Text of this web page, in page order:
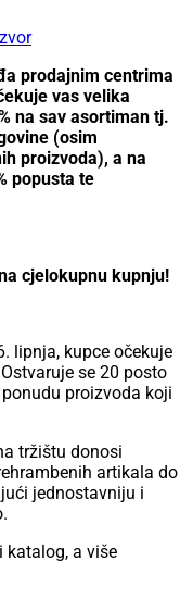
prodajnim centrima
vas velika
na sav asortiman tj.
(osim
proizvoda), a na
popusta te
cjelokupnu kupnju!
lipnja, kupce očekuje
se 20 posto
proizvoda koji
tržištu donosi
artikala do
jednostavniju i
katalog, a više